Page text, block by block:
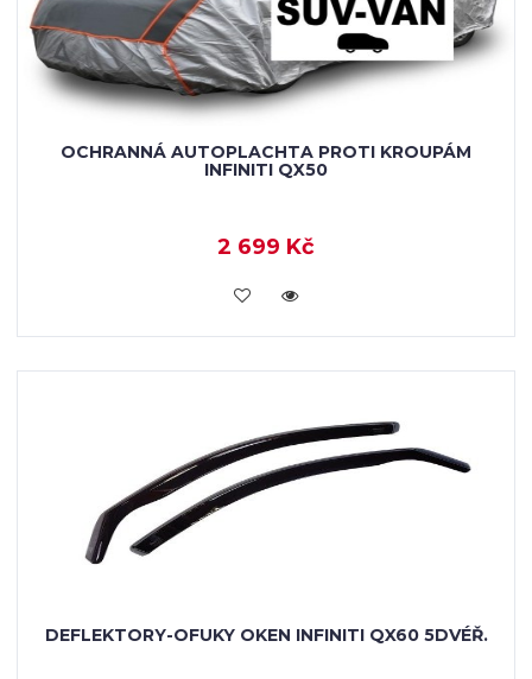
OCHRANNÁ AUTOPLACHTA PROTI KROUPÁM
INFINITI QX50
2 699 Kč
KOUPIT
DEFLEKTORY-OFUKY OKEN INFINITI QX60 5DVÉŘ.